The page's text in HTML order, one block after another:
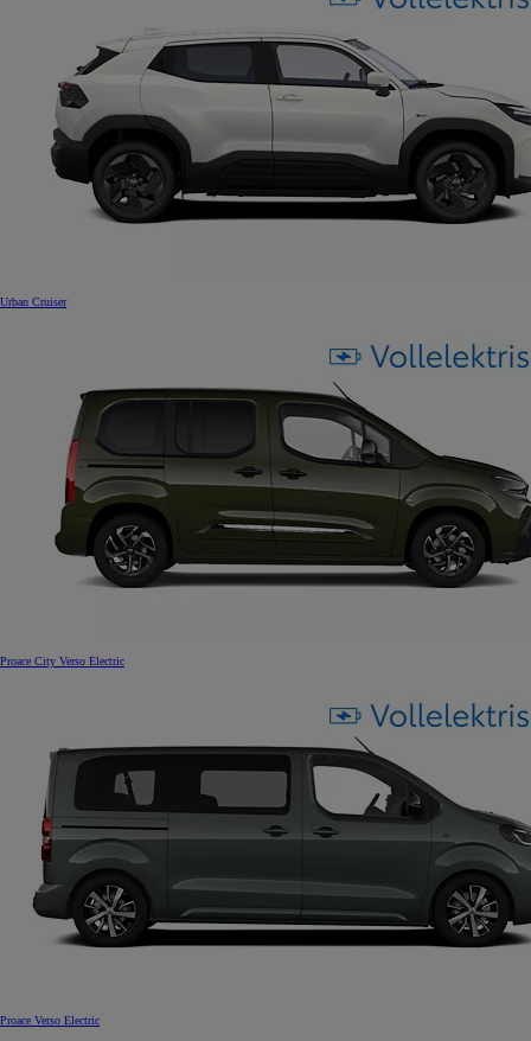
Urban Cruiser
Proace City Verso Electric
Proace Verso Electric